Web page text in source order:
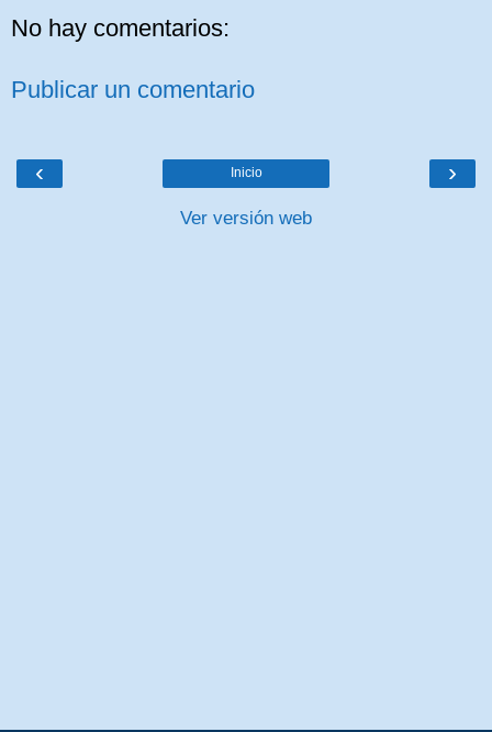
No hay comentarios:
Publicar un comentario
‹ ›
Inicio
Ver versión web